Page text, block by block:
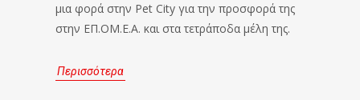
μια φορά στην Pet City για την προσφορά της
στην ΕΠ.ΟΜ.Ε.Α. και στα τετράποδα μέλη της.
Περισσότερα